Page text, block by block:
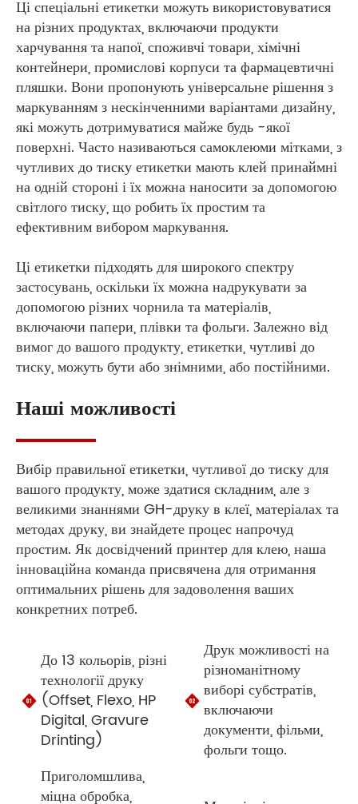
Ці спеціальні етикетки можуть використовуватися
на різних продуктах, включаючи продукти
харчування та напої, споживчі товари, хімічні
контейнери, промислові корпуси та фармацевтичні
пляшки. Вони пропонують універсальне рішення з
маркуванням з нескінченними варіантами дизайну,
які можуть дотримуватися майже будь -якої
поверхні. Часто називаються самоклеюми мітками, з
чутливих до тиску етикетки мають клей принаймні
на одній стороні і їх можна наносити за допомогою
світлого тиску, що робить їх простим та
ефективним вибором маркування.
Ці етикетки підходять для широкого спектру
застосувань, оскільки їх можна надрукувати за
допомогою різних чорнила та матеріалів,
включаючи папери, плівки та фольги. Залежно від
вимог до вашого продукту, етикетки, чутливі до
тиску, можуть бути або знімними, або постійними.
Наші можливості
Вибір правильної етикетки, чутливої ​​до тиску для
вашого продукту, може здатися складним, але з
великими знаннями GH-друку в клеї, матеріалах та
методах друку, ви знайдете процес напрочуд
простим. Як досвідчений принтер для клею, наша
інноваційна команда присвячена для отримання
оптимальних рішень для задоволення ваших
конкретних потреб.
До 13 кольорів, різні
технології друку
(Offset, Flexo, HP
Digital, Gravure
Drinting)
Друк можливості на
різноманітному
виборі субстратів,
включаючи
документи, фільми,
фольги тощо.
Приголомшлива,
міцна обробка,